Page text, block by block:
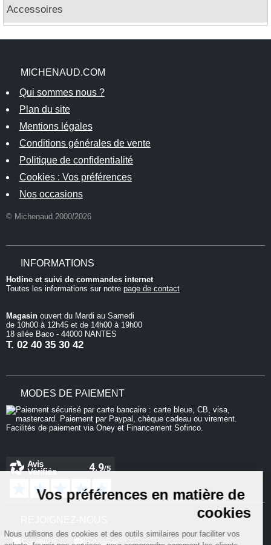
Vos préférences en matière de
cookies
Nous utilisons des cookies et des outils similaires pour faciliter vos
Accessoires
MICHENAUD.COM
Qui sommes nous ?
Plan du site
Mentions légales
Conditions générales de vente
Politique de confidentialité
Cookies : Vos préférences
Nos occasions
© Michenaud 2000/2026
INFORMATIONS
Hotline et suivi de commandes internet
Toutes les informations sur notre page de contact
Magasin ouvert du Mardi au Samedi
de 10h00 à 12h45 et de 14h00 à 19h00
18 allée Baco - 44000 NANTES
T. 02 40 35 30 42
MODES DE PAIEMENT